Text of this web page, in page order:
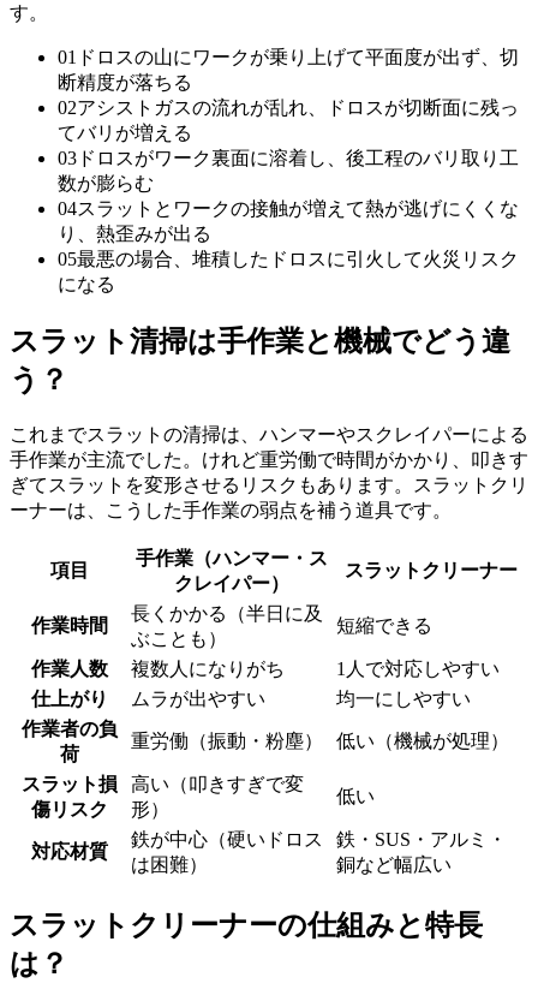
す。
01 ドロスの山にワークが乗り上げて平面度が出ず、切
断精度が落ちる
02アシストガスの流れが乱れ、ドロスが切断面に残っ
てバリが増える
03 ドロスがワーク裏面に溶着し、後工程のバリ取り工
数が膨らむ
04スラットとワークの接触が増えて熱が逃げにくくな
り、熱歪みが出る
05最悪の場合、堆積したドロスに引火して火災リスク
になる
スラット清掃は手作業と機械でどう違
う？
これまでスラットの清掃は、ハンマーやスクレイパーによる
手作業が主流でした。けれど重労働で時間がかかり、叩きす
ぎてスラットを変形させるリスクもあります。スラットクリ
ーナーは、こうした手作業の弱点を補う道具です。
項目
手作業（ハンマー・ス
クレイパー）
スラットクリーナー
作業時間
長くかかる（半日に及
ぶことも）
短縮できる
作業人数 複数人になりがち
1人で対応しやすい
仕上がり
ムラが出やすい
均一にしやすい
作業者の負
荷
重労働（振動・粉塵） 低い（機械が処理）
スラット損
傷リスク
高い（叩きすぎで変
形）
低い
対応材質
鉄が中心（硬いドロス
は困難）
鉄・SUS・アルミ・
銅など幅広い
スラットクリーナーの仕組みと特長
は？